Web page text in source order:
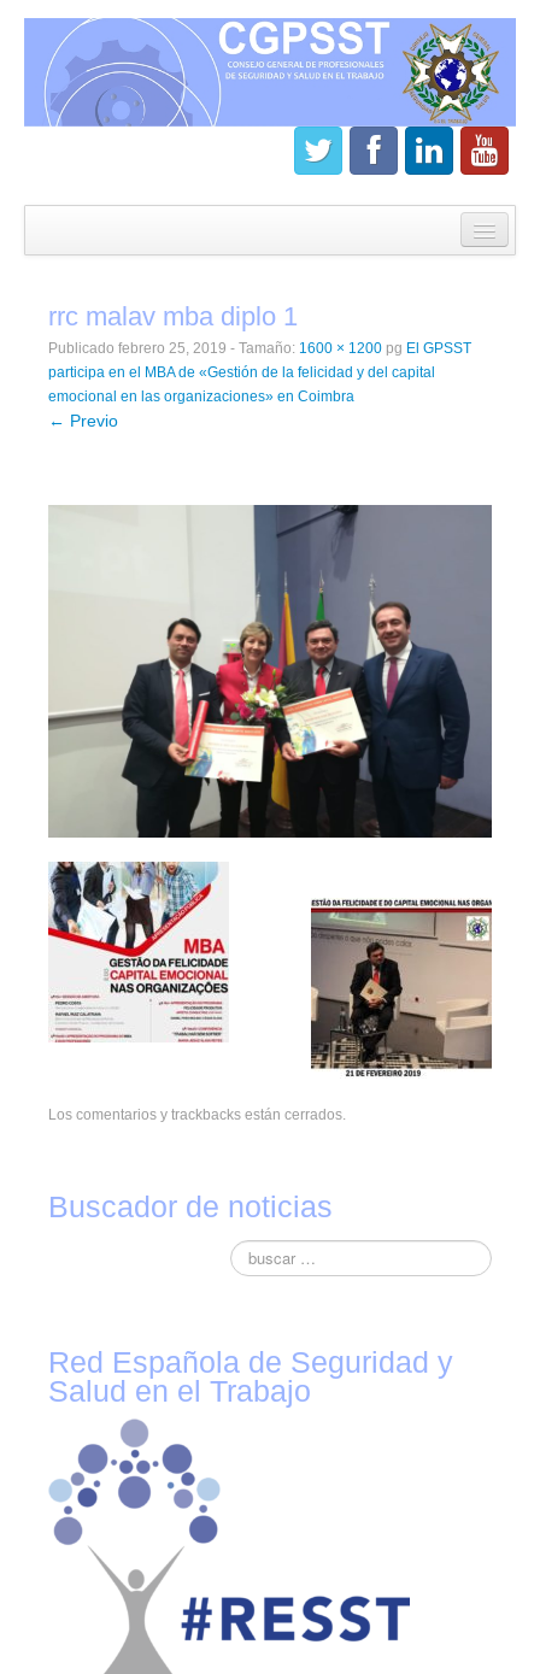
¿Que es el Consejo?
Estatutos
Órganos de gobierno
Publicaciones del CGPSST
Jurisprudencia
Publicaciones de las asociaciones
Publicaciones de otros colectivos
Prevencionistas
Novedades
Novedades del consejo
Novedades de asociaciones
Novedades legislativas
Otras acciones formativas
Ofertas de trabajo
Mándanos tu CV
Asociaciones
Protección Datos
Politica de Privacidad y Protección de Datos
Política de cookies
rrc malav mba diplo 1
Publicado febrero 25, 2019 - Tamaño: 1600 × 1200 pg El GPSST
participa en el MBA de «Gestión de la felicidad y del capital
emocional en las organizaciones» en Coimbra
← Previo
Los comentarios y trackbacks están cerrados.
Buscador de noticias
Red Española de Seguridad y
Salud en el Trabajo